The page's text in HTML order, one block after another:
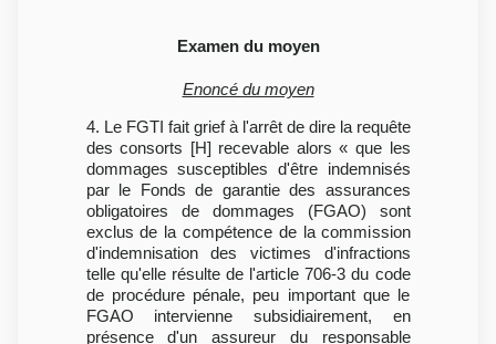
Examen du moyen
Enoncé du moyen
4. Le FGTI fait grief à l'arrêt de dire la requête
des consorts [H] recevable alors « que les
dommages susceptibles d'être indemnisés
par le Fonds de garantie des assurances
obligatoires de dommages (FGAO) sont
exclus de la compétence de la commission
d'indemnisation des victimes d'infractions
telle qu'elle résulte de l'article 706-3 du code
de procédure pénale, peu important que le
FGAO intervienne subsidiairement, en
présence d'un assureur du responsable